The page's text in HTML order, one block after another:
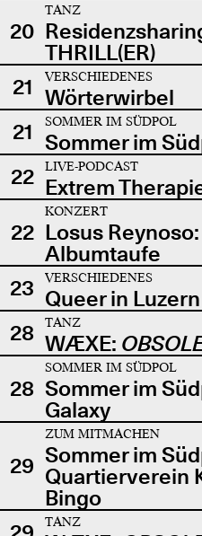
20
TANZ
THRILL(ER)
21
VERSCHIEDENES
Wörterwirbel
21
SOMMER IM SÜDPOL
Sommer im
22
LIVE-PODCAST
Extrem
22
KONZERT
Losus Reynoso:
Albumtaufe
23
VERSCHIEDENES
Queer in Luzern
28
TANZ
WÆXE:
28
SOMMER IM SÜDPOL
Sommer im
Galaxy
29
ZUM MITMACHEN
Sommer im
Quartierverein
Bingo
TANZ